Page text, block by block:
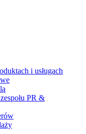
i usługach
PR &